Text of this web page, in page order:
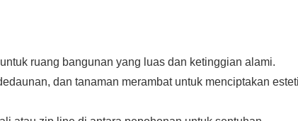
ruang bangunan yang luas dan ketinggian alami.
dan tanaman merambat untuk menciptakan